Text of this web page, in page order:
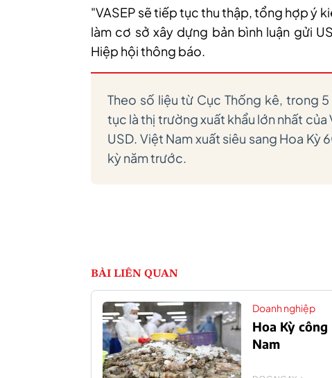
"VASEP sẽ tiếp tục thu thập, tổng hợp ý
làm cơ sở xây dựng bản bình luận gửi
Hiệp hội thông báo.
Theo số liệu từ Cục Thống kê, trong
tục là thị trường xuất khẩu lớn nhất
USD. Việt Nam xuất siêu sang Hoa Kỳ
kỳ năm trước.
BÀI LIÊN QUAN
Doanh nghiệp
Hoa Kỳ
Nam